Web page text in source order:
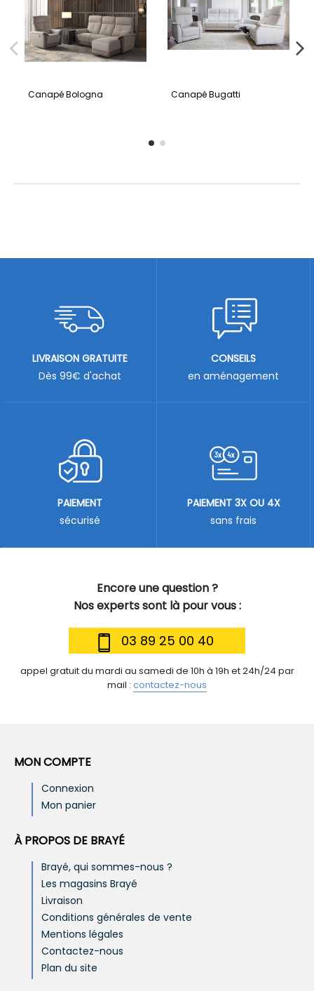
Canapé Bologna Canapé Bugatti
Encore une question ?
Nos experts sont là pour vous :
03 89 25 00 40
appel gratuit du mardi au samedi de 10h à 19h et 24h/24 par
mail : contactez-nous
LIVRAISON GRATUITE
Dès 99€ d'achat
CONSEILS
en aménagement
PAIEMENT
sécurisé
PAIEMENT 3X OU 4X
sans frais
MON COMPTE
Connexion
Mon panier
À PROPOS DE BRAYÉ
Brayé, qui sommes-nous ?
Les magasins Brayé
Livraison
Conditions générales de vente
Mentions légales
Contactez-nous
Plan du site